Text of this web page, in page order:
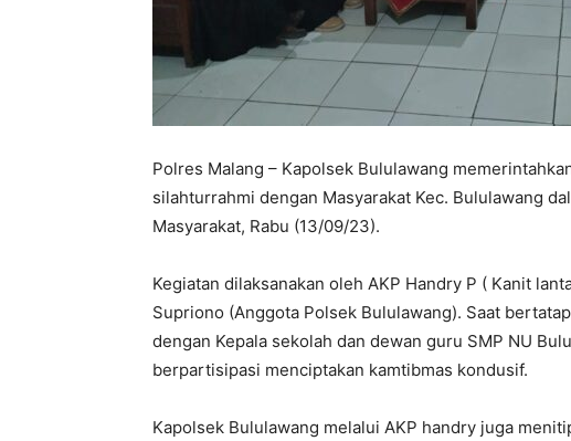
Polres Malang – Kapolsek Bululawang
silahturrahmi dengan Masyarakat Kec. Bululawang
Masyarakat, Rabu (13/09/23).
Kegiatan dilaksanakan oleh AKP Handry P ( Kanit
Supriono (Anggota Polsek Bululawang). Saat
dengan Kepala sekolah dan dewan guru SMP NU
berpartisipasi menciptakan kamtibmas kondusif.
Kapolsek Bululawang melalui AKP handry juga